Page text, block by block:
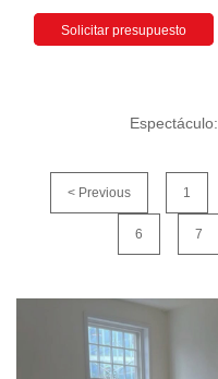
Solicitar presupuesto
Espectáculo:
< Previous 1
6 7